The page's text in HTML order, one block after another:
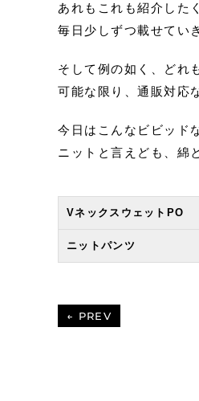
あれもこれも紹介した
毎日少しずつ載せてい
そして例の如く、どれ
可能な限り、通販対応
今日はこんなビビッド
ニットと言えども、綿
VネックスウェットPO
ニットパンツ
← PREV